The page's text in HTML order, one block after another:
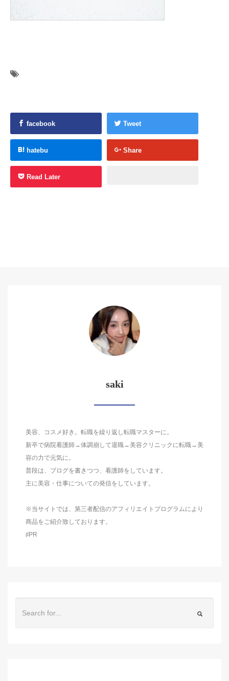
facebook Tweet
hatebu Share
Read Later
saki
美容、コスメ好き。転職を繰り返し転職マスターに。
新卒で病院看護師→体調崩して退職→美容クリニックに転職→美
容の力で元気に。
普段は、ブログを書きつつ、看護師をしています。
主に美容・仕事についての発信をしています。
※当サイトでは、第三者配信のアフィリエイトプログラムにより
商品をご紹介致しております。
♯PR